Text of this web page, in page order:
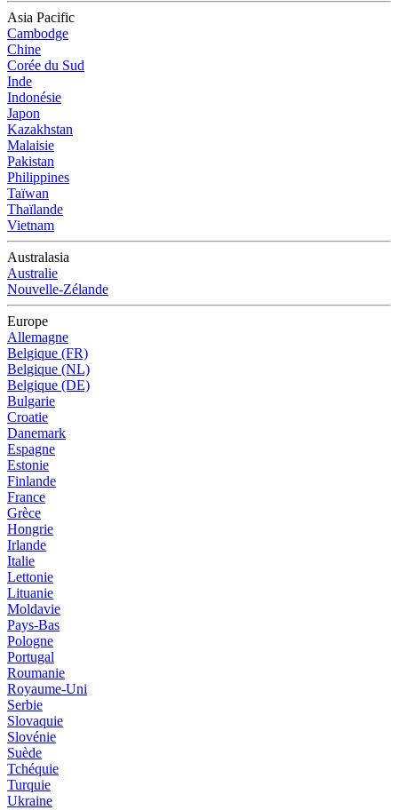
Asia Pacific
Cambodge
Chine
Corée du Sud
Inde
Indonésie
Japon
Kazakhstan
Malaisie
Pakistan
Philippines
Taïwan
Thaïlande
Vietnam
Australasia
Australie
Nouvelle-Zélande
Europe
Allemagne
Belgique (FR)
Belgique (NL)
Belgique (DE)
Bulgarie
Croatie
Danemark
Espagne
Estonie
Finlande
France
Grèce
Hongrie
Irlande
Italie
Lettonie
Lituanie
Moldavie
Pays-Bas
Pologne
Portugal
Roumanie
Royaume-Uni
Serbie
Slovaquie
Slovénie
Suède
Tchéquie
Turquie
Ukraine